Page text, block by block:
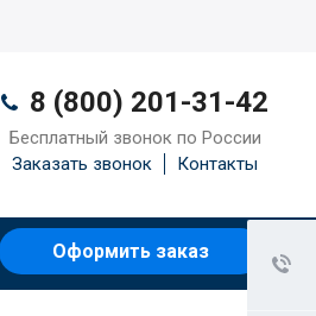
8 (800) 201-31-42
Бесплатный звонок по России
Заказать звонок
Контакты
Оформить заказ